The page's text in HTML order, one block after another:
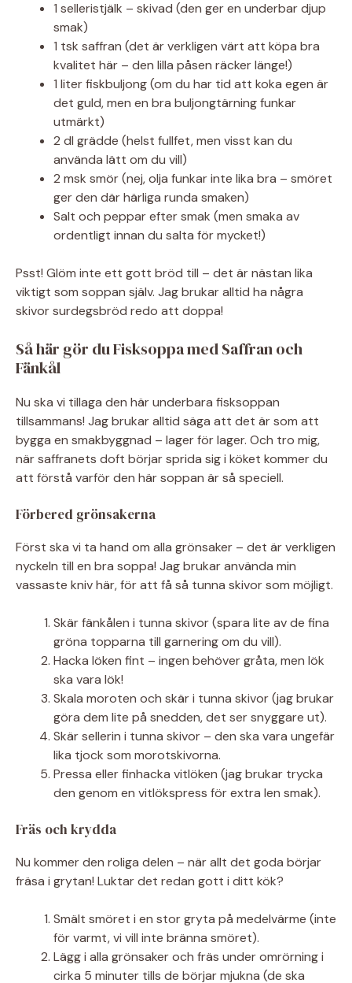
1 selleristjälk – skivad (den ger en underbar djup
smak)
1 tsk saffran (det är verkligen värt att köpa bra
kvalitet här – den lilla påsen räcker länge!)
1 liter fiskbuljong (om du har tid att koka egen är
det guld, men en bra buljongtärning funkar
utmärkt)
2 dl grädde (helst fullfet, men visst kan du
använda lätt om du vill)
2 msk smör (nej, olja funkar inte lika bra – smöret
ger den där härliga runda smaken)
Salt och peppar efter smak (men smaka av
ordentligt innan du salta för mycket!)
Psst! Glöm inte ett gott bröd till – det är nästan lika
viktigt som soppan själv. Jag brukar alltid ha några
skivor surdegsbröd redo att doppa!
Så här gör du Fisksoppa med Saffran och
Fänkål
Nu ska vi tillaga den här underbara fisksoppan
tillsammans! Jag brukar alltid säga att det är som att
bygga en smakbyggnad – lager för lager. Och tro mig,
när saffranets doft börjar sprida sig i köket kommer du
att förstå varför den här soppan är så speciell.
Förbered grönsakerna
Först ska vi ta hand om alla grönsaker – det är verkligen
nyckeln till en bra soppa! Jag brukar använda min
vassaste kniv här, för att få så tunna skivor som möjligt.
Skär fänkålen i tunna skivor (spara lite av de fina
gröna topparna till garnering om du vill).
Hacka löken fint – ingen behöver gråta, men lök
ska vara lök!
Skala moroten och skär i tunna skivor (jag brukar
göra dem lite på snedden, det ser snyggare ut).
Skär sellerin i tunna skivor – den ska vara ungefär
lika tjock som morotskivorna.
Pressa eller finhacka vitlöken (jag brukar trycka
den genom en vitlökspress för extra len smak).
Fräs och krydda
Nu kommer den roliga delen – när allt det goda börjar
fräsa i grytan! Luktar det redan gott i ditt kök?
Smält smöret i en stor gryta på medelvärme (inte
för varmt, vi vill inte bränna smöret).
Lägg i alla grönsaker och fräs under omrörning i
cirka 5 minuter tills de börjar mjukna (de ska